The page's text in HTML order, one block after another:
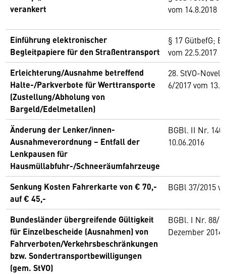
verankert
vom 14.8.2018
Einführung elektronischer
Begleitpapiere für den Straßentransport
§ 17 GütbefG;
vom 22.5.2017
Erleichterung/Ausnahme betreffend
Halte-/Parkverbote für Werttransporte
(Zustellung/Abholung von
Bargeld/Edelmetallen)
28. StVO-
6/2017 vom
Änderung der Lenker/innen-
Ausnahmeverordnung – Entfall der
Lenkpausen für
Hausmüllabfuhr-/Schneeräumfahrzeuge
BGBl. II Nr.
10.06.2016
Senkung Kosten Fahrerkarte von € 70,-
auf € 45,-
BGBl 37/2015
Bundesländer übergreifende Gültigkeit
für Einzelbescheide (Ausnahmen) von
Fahrverboten/Verkehrsbeschränkungen
bzw. Sondertransportbewilligungen
(gem. StVO)
BGBl. I Nr. 88/
Dezember 2014